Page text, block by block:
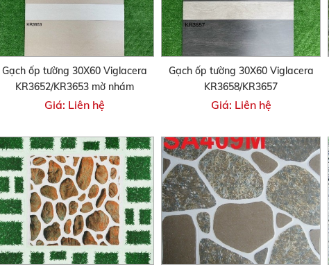
Gạch ốp tường 30X60 Viglacera
KR3652/KR3653 mờ nhám
Giá: Liên hệ
Gạch ốp tường 30X60 Viglacera
KR3658/KR3657
Giá: Liên hệ